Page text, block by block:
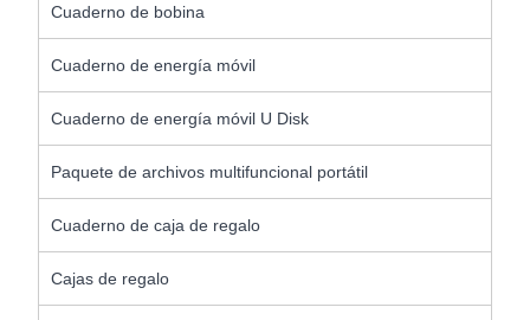
Cuaderno de bobina
Cuaderno de energía móvil
Cuaderno de energía móvil U Disk
Paquete de archivos multifuncional portátil
Cuaderno de caja de regalo
Cajas de regalo